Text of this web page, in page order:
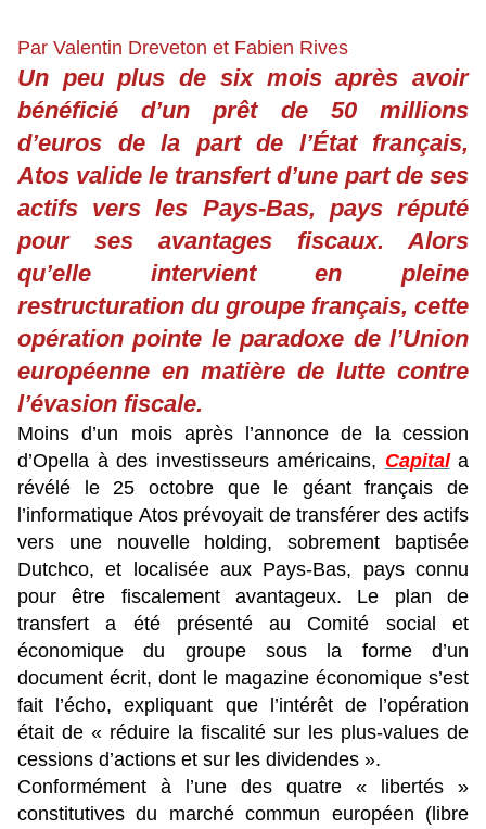
Par Valentin Dreveton et Fabien Rives
Un peu plus de six mois après avoir
bénéficié d’un prêt de 50 millions
d’euros de la part de l’État français,
Atos valide le transfert d’une part de ses
actifs vers les Pays-Bas, pays réputé
pour ses avantages fiscaux. Alors
qu’elle intervient en pleine
restructuration du groupe français, cette
opération pointe le paradoxe de l’Union
européenne en matière de lutte contre
l’évasion fiscale.
Moins d’un mois après l’annonce de la cession
d’Opella à des investisseurs américains, Capitala
révélé le 25 octobre que le géant français de
l’informatique Atos prévoyait de transférer des actifs
vers une nouvelle holding, sobrement baptisée
Dutchco, et localisée aux Pays-Bas, pays connu
pour être fiscalement avantageux. Le plan de
transfert a été présenté au Comité social et
économique du groupe sous la forme d’un
document écrit, dont le magazine économique s’est
fait l’écho, expliquant que l’intérêt de l’opération
était de « réduire la fiscalité sur les plus-values de
cessions d’actions et sur les dividendes ».
Conformément à l’une des quatre « libertés »
constitutives du marché commun européen (libre